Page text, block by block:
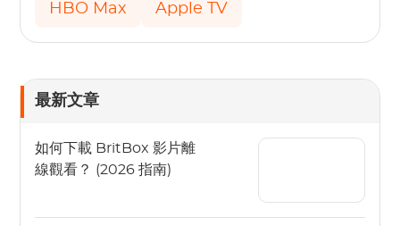
HBO Max Apple TV
最新文章
如何下載 BritBox 影片離
線觀看？ (2026 指南)